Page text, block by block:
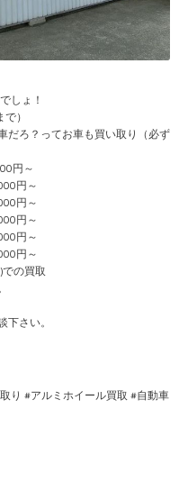
しょ！
）
だろ？ってお車も買い取り（必ず
～
円～
円～
円～
円～
円～
の買取
下さい。
り #アルミホイール買取 #自動車